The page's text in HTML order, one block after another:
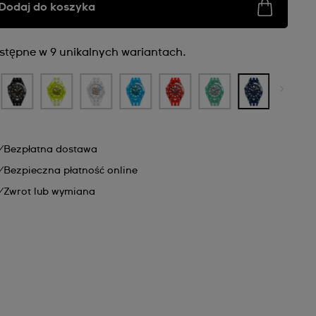
do koszyka
w 9 unikalnych wariantach.
Bezpłatna dostawa
Bezpieczna płatność online
Zwrot lub wymiana